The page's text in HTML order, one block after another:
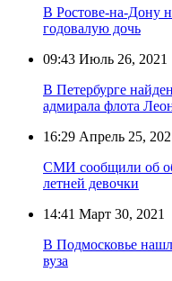
В Ростове-на-Дону
годовалую дочь
09:43 Июль 26, 2021
В Петербурге
адмирала флота
16:29 Апрель 25,
СМИ сообщили об
летней девочки
14:41 Март 30, 2021
В Подмосковье
вуза